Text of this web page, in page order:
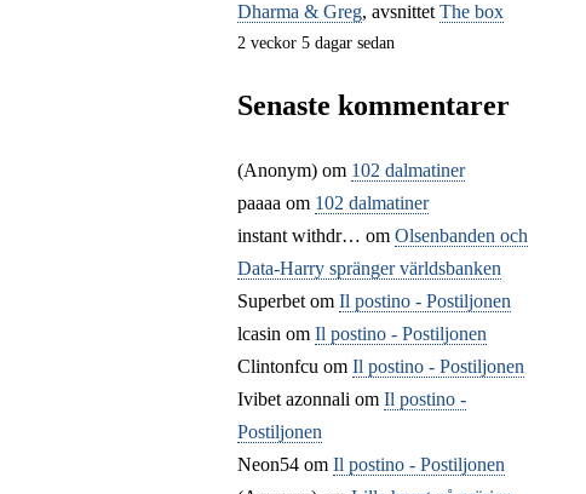
Dharma & Greg, avsnittetThe box
2 veckor 5 dagar sedan
Senaste kommentarer
(Anonym) om 102 dalmatiner
paaaa om 102 dalmatiner
instant withdr… om Olsenbanden och
Data-Harry spränger världsbanken
Superbet om Il postino - Postiljonen
lcasin om Il postino - Postiljonen
Clintonfcu om Il postino - Postiljonen
Ivibet azonnali om Il postino -
Postiljonen
Neon54 om Il postino - Postiljonen